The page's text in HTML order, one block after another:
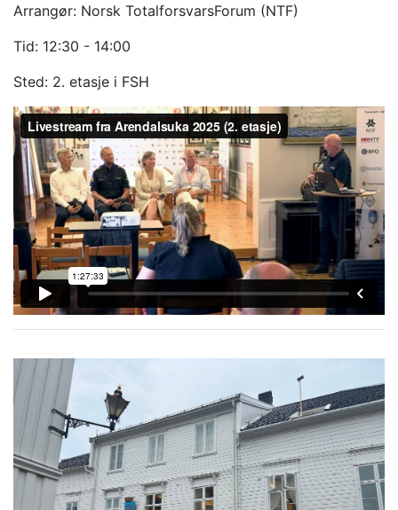
Arrangør: Norsk TotalforsvarsForum (NTF)
Tid: 12:30 - 14:00
Sted: 2. etasje i FSH